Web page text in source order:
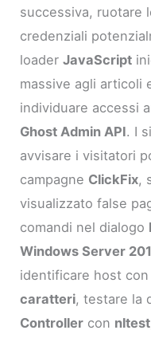
successiva, ruotare
credenziali
loaderJavaScript
massive agli articoli
individuare accessi
Ghost Admin API. I
avvisare i visitatori
campagne ClickFix,
visualizzato false
comandi nel dialogo
Windows Server
identificare host
caratteri, testare la
Controller con nltest